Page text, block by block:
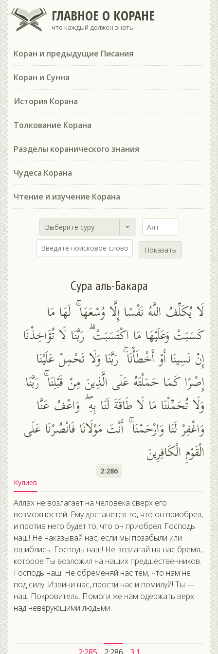
ГЛАВНОЕ О КОРАНЕ
что каждый должен знать
Коран и предыдущие Писания
Коран и Сунна
История Корана
Толкование Корана
Разделы коранического знания
Чудеса Корана
Чтение и изучение Корана
Выберите суру
Показать
Сура аль-Бакара
لَا يُكَلِّفُ اللَّهُ نَفْسًا إِلَّا وُسْعَهَا ۚ لَهَا مَا
كَسَبَتْ وَعَلَيْهَا مَا اكْتَسَبَتْ ۗ رَبَّنَا لَا تُؤَاخِذْنَا
إِنْ نَسِينَا أَوْ أَخْطَأْنَا ۚ رَبَّنَا وَلَا تَحْمِلْ عَلَيْنَا
إِصْرًا كَمَا حَمَلْتَهُ عَلَى الَّذِينَ مِنْ قَبْلِنَا ۚ رَبَّنَا
وَلَا تُحَمِّلْنَا مَا لَا طَاقَةَ لَنَا بِهِ ۖ وَاعْفُ عَنَّا
وَاغْفِرْ لَنَا وَارْحَمْنَا ۚ أَنْتَ مَوْلَانَا فَانْصُرْنَا عَلَى
الْقَوْمِ الْكَافِرِينَ
2:286
Кулиев
Аллах не возлагает на человека сверх его
возможностей. Ему достанется то, что он приобрел,
и против него будет то, что он приобрел. Господь
наш! Не наказывай нас, если мы позабыли или
ошиблись. Господь наш! Не возлагай на нас бремя,
которое Ты возложил на наших предшественников.
Господь наш! Не обременяй нас тем, что нам не
под силу. Извини нас, прости нас и помилуй! Ты —
наш Покровитель. Помоги же нам одержать верх
над неверующими людьми.